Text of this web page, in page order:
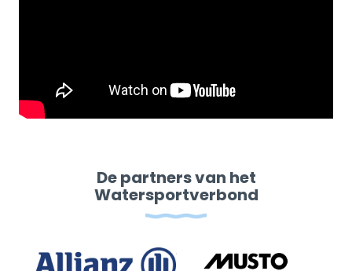
De partners van het
Watersportverbond